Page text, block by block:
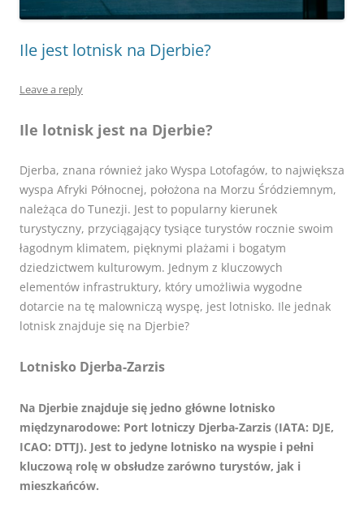
Ile jest lotnisk na Djerbie?
Leave a reply
Ile lotnisk jest na Djerbie?
Djerba, znana również jako Wyspa Lotofagów, to największa
wyspa Afryki Północnej, położona na Morzu Śródziemnym,
należąca do Tunezji. Jest to popularny kierunek
turystyczny, przyciągający tysiące turystów rocznie swoim
łagodnym klimatem, pięknymi plażami i bogatym
dziedzictwem kulturowym. Jednym z kluczowych
elementów infrastruktury, który umożliwia wygodne
dotarcie na tę malowniczą wyspę, jest lotnisko. Ile jednak
lotnisk znajduje się na Djerbie?
Lotnisko Djerba-Zarzis
Na Djerbie znajduje się jedno główne lotnisko
międzynarodowe: Port lotniczy Djerba-Zarzis (IATA: DJE,
ICAO: DTTJ). Jest to jedyne lotnisko na wyspie i pełni
kluczową rolę w obsłudze zarówno turystów, jak i
mieszkańców.